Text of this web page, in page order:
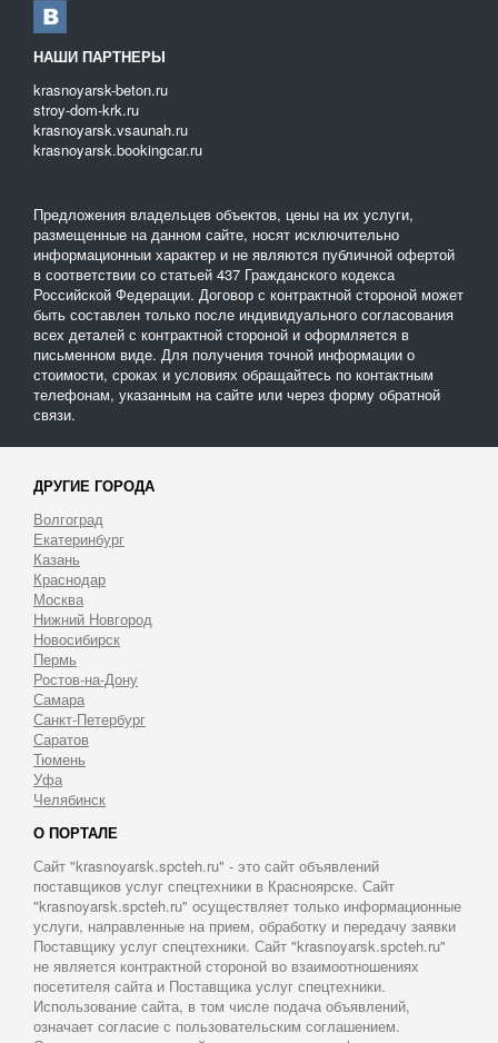
НАШИ ПАРТНЕРЫ
krasnoyarsk-beton.ru
stroy-dom-krk.ru
krasnoyarsk.vsaunah.ru
krasnoyarsk.bookingcar.ru
Предложения владельцев объектов, цены на их услуги,
размещенные на данном сайте, носят исключительно
информационныи характер и не являются публичной офертой
в соответствии со статьей 437 Гражданского кодекса
Российской Федерации. Договор с контрактной стороной может
быть составлен только после индивидуального согласования
всех деталей с контрактной стороной и оформляется в
письменном виде. Для получения точной информации о
стоимости, сроках и условиях обращайтесь по контактным
телефонам, указанным на сайте или через форму обратной
связи.
ДРУГИЕ ГОРОДА
Волгоград
Екатеринбург
Казань
Краснодар
Москва
Нижний Новгород
Новосибирск
Пермь
Ростов-на-Дону
Самара
Санкт-Петербург
Саратов
Тюмень
Уфа
Челябинск
О ПОРТАЛЕ
Сайт "krasnoyarsk.spcteh.ru" - это сайт объявлений
поставщиков услуг спецтехники в Красноярске. Сайт
"krasnoyarsk.spcteh.ru" осуществляет только информационные
услуги, направленные на прием, обработку и передачу заявки
Поставщику услуг спецтехники. Сайт "krasnoyarsk.spcteh.ru"
не является контрактной стороной во взаимоотношениях
посетителя сайта и Поставщика услуг спецтехники.
Использование сайта, в том числе подача объявлений,
означает согласие с пользовательским соглашением.